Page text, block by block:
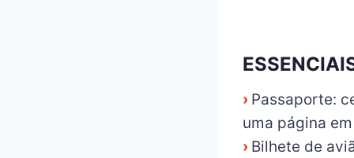
› Passaporte:
uma página
› Bilhete de